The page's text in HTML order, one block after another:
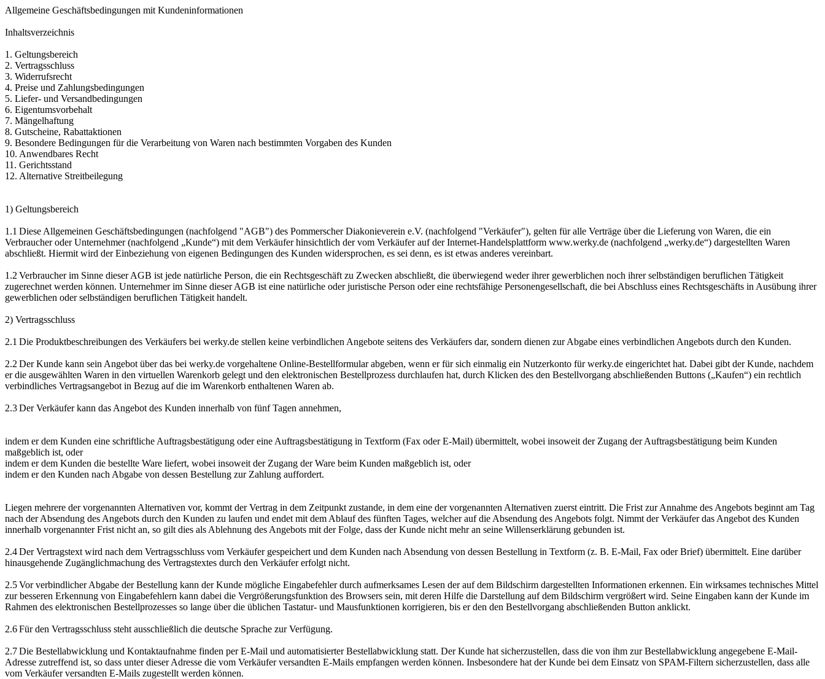
Allgemeine Geschäftsbedingungen mit Kundeninformationen
Inhaltsverzeichnis
1. Geltungsbereich
2. Vertragsschluss
3. Widerrufsrecht
4. Preise und Zahlungsbedingungen
5. Liefer- und Versandbedingungen
6. Eigentumsvorbehalt
7. Mängelhaftung
8. Gutscheine, Rabattaktionen
9. Besondere Bedingungen für die Verarbeitung von Waren nach bestimmten Vorgaben des Kunden
10. Anwendbares Recht
11. Gerichtsstand
12. Alternative Streitbeilegung
1) Geltungsbereich
1.1 Diese Allgemeinen Geschäftsbedingungen (nachfolgend "AGB") des Pommerscher Diakonieverein e.V. (nachfolgend "Verkäufer"), gelten für alle Verträge über die Lieferung von Waren, die ein
Verbraucher oder Unternehmer (nachfolgend „Kunde“) mit dem Verkäufer hinsichtlich der vom Verkäufer auf der Internet-Handelsplattform www.werky.de (nachfolgend „werky.de“) dargestellten Waren
abschließt. Hiermit wird der Einbeziehung von eigenen Bedingungen des Kunden widersprochen, es sei denn, es ist etwas anderes vereinbart.
1.2 Verbraucher im Sinne dieser AGB ist jede natürliche Person, die ein Rechtsgeschäft zu Zwecken abschließt, die überwiegend weder ihrer gewerblichen noch ihrer selbständigen beruflichen Tätigkeit
zugerechnet werden können. Unternehmer im Sinne dieser AGB ist eine natürliche oder juristische Person oder eine rechtsfähige Personengesellschaft, die bei Abschluss eines Rechtsgeschäfts in Ausübung ihrer
gewerblichen oder selbständigen beruflichen Tätigkeit handelt.
2) Vertragsschluss
2.1 Die Produktbeschreibungen des Verkäufers bei werky.de stellen keine verbindlichen Angebote seitens des Verkäufers dar, sondern dienen zur Abgabe eines verbindlichen Angebots durch den Kunden.
2.2 Der Kunde kann sein Angebot über das bei werky.de vorgehaltene Online-Bestellformular abgeben, wenn er für sich einmalig ein Nutzerkonto für werky.de eingerichtet hat. Dabei gibt der Kunde, nachdem
er die ausgewählten Waren in den virtuellen Warenkorb gelegt und den elektronischen Bestellprozess durchlaufen hat, durch Klicken des den Bestellvorgang abschließenden Buttons („Kaufen“) ein rechtlich
verbindliches Vertragsangebot in Bezug auf die im Warenkorb enthaltenen Waren ab.
2.3 Der Verkäufer kann das Angebot des Kunden innerhalb von fünf Tagen annehmen,
indem er dem Kunden eine schriftliche Auftragsbestätigung oder eine Auftragsbestätigung in Textform (Fax oder E-Mail) übermittelt, wobei insoweit der Zugang der Auftragsbestätigung beim Kunden
maßgeblich ist, oder
indem er dem Kunden die bestellte Ware liefert, wobei insoweit der Zugang der Ware beim Kunden maßgeblich ist, oder
indem er den Kunden nach Abgabe von dessen Bestellung zur Zahlung auffordert.
Liegen mehrere der vorgenannten Alternativen vor, kommt der Vertrag in dem Zeitpunkt zustande, in dem eine der vorgenannten Alternativen zuerst eintritt. Die Frist zur Annahme des Angebots beginnt am Tag
nach der Absendung des Angebots durch den Kunden zu laufen und endet mit dem Ablauf des fünften Tages, welcher auf die Absendung des Angebots folgt. Nimmt der Verkäufer das Angebot des Kunden
innerhalb vorgenannter Frist nicht an, so gilt dies als Ablehnung des Angebots mit der Folge, dass der Kunde nicht mehr an seine Willenserklärung gebunden ist.
2.4 Der Vertragstext wird nach dem Vertragsschluss vom Verkäufer gespeichert und dem Kunden nach Absendung von dessen Bestellung in Textform (z. B. E-Mail, Fax oder Brief) übermittelt. Eine darüber
hinausgehende Zugänglichmachung des Vertragstextes durch den Verkäufer erfolgt nicht.
2.5 Vor verbindlicher Abgabe der Bestellung kann der Kunde mögliche Eingabefehler durch aufmerksames Lesen der auf dem Bildschirm dargestellten Informationen erkennen. Ein wirksames technisches Mittel
zur besseren Erkennung von Eingabefehlern kann dabei die Vergrößerungsfunktion des Browsers sein, mit deren Hilfe die Darstellung auf dem Bildschirm vergrößert wird. Seine Eingaben kann der Kunde im
Rahmen des elektronischen Bestellprozesses so lange über die üblichen Tastatur- und Mausfunktionen korrigieren, bis er den den Bestellvorgang abschließenden Button anklickt.
2.6 Für den Vertragsschluss steht ausschließlich die deutsche Sprache zur Verfügung.
2.7 Die Bestellabwicklung und Kontaktaufnahme finden per E-Mail und automatisierter Bestellabwicklung statt. Der Kunde hat sicherzustellen, dass die von ihm zur Bestellabwicklung angegebene E-Mail-
Adresse zutreffend ist, so dass unter dieser Adresse die vom Verkäufer versandten E-Mails empfangen werden können. Insbesondere hat der Kunde bei dem Einsatz von SPAM-Filtern sicherzustellen, dass alle
vom Verkäufer versandten E-Mails zugestellt werden können.